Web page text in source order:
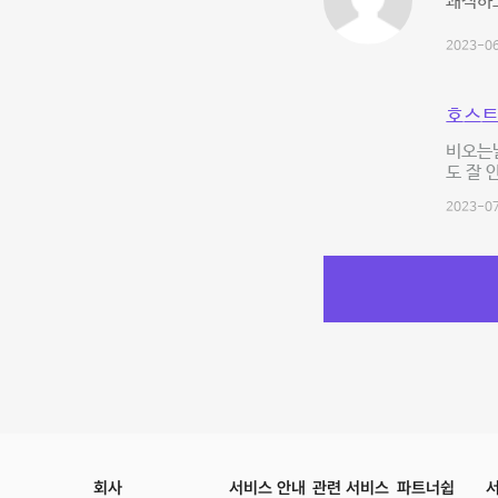
2023-
호스
비오
도 잘
2023-
회사 서비스 안내 관련 서비스 파트너쉽